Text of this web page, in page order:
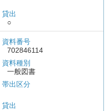
貸出
○
資料番号
702846114
資料種別
一般図書
帯出区分
貸出